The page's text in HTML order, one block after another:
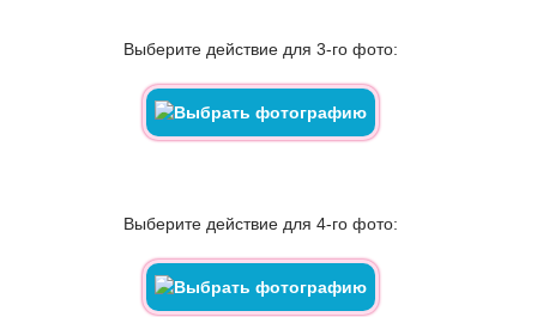
Выберите действие для 3-го фото:
Выберите действие для 4-го фото: